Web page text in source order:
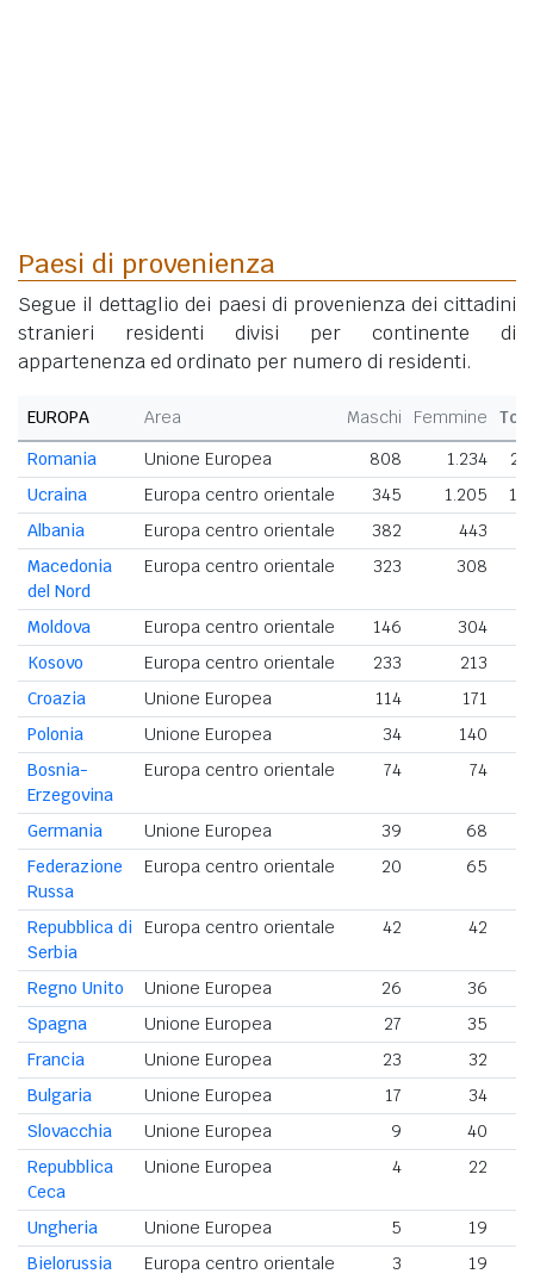
Paesi di provenienza
Segue il dettaglio dei paesi di provenienza dei cittadini
stranieri residenti divisi per continente di
appartenenza ed ordinato per numero di residenti.
EUROPA Area Maschi Femmine
Romania
Unione Europea 808 1.234
Ucraina
Europa centro orientale 345 1.205
Albania
Europa centro orientale 382 443
Macedonia
del Nord
Europa centro orientale 323 308
Moldova Europa centro orientale 146 304
Kosovo
Europa centro orientale 233 213
Croazia
Unione Europea 114 171
Polonia
Unione Europea 34 140
Bosnia-
Erzegovina
Europa centro orientale 74 74
Germania Unione Europea 39 68
Federazione
Russa
Europa centro orientale 20 65
Repubblica di
Serbia
Europa centro orientale 42 42
Regno Unito Unione Europea 26 36
Spagna
Unione Europea 27 35
Francia
Unione Europea 23 32
Bulgaria
Unione Europea 17
34
Slovacchia
Unione Europea 9 40
Repubblica
Ceca
Unione Europea 4 22
Ungheria Unione Europea 5
19
Bielorussia
Europa centro orientale 3 19